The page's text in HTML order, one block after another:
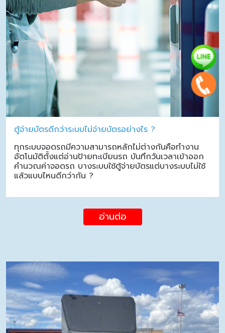
ตู้จ่ายบัตรดีกว่าระบบไม่จ่ายบัตรอย่างไร ?
ทุกระบบจอดรถมีความสามารถหลักไม่ต่างกันคือทำงาน
อัตโนมัติตั้งแต่อ่านป้ายทะเบียนรถ บันทึกวันเวลาเข้าออก
คำนวณค่าจอดรถ บางระบบใช้ตู้จ่ายบัตรแต่บางระบบไม่ใช้
แล้วแบบไหนดีกว่ากัน ?
อ่านต่อ